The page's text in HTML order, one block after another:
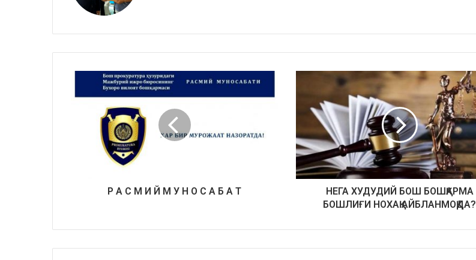
Р А С М И Й М У Н О С А Б А Т
НЕГА ХУДУДИЙ БОШ БОШҚАРМА
БОШЛИҒИ НОХАҚ АЙБЛАНМОҚДА?